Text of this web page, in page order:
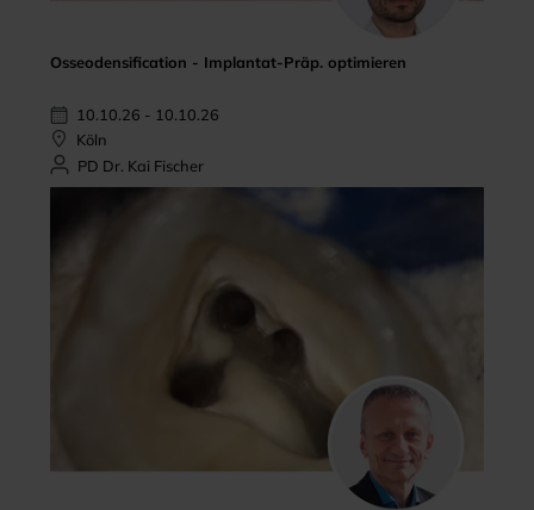
Osseodensification - Implantat-Präp. optimieren
10.10.26 - 10.10.26
Köln
PD Dr. Kai Fischer